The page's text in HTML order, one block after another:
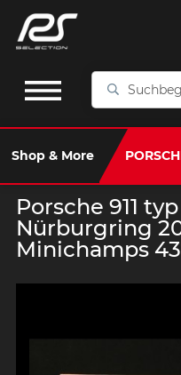
Shop & More
Porsche 911
Nürburgring
Minichamps